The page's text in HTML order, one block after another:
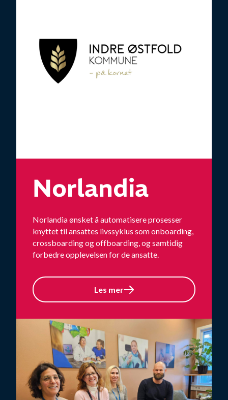
Norlandia
Norlandia ønsket å automatisere prosesser
knyttet til ansattes livssyklus som onboarding,
crossboarding og offboarding, og samtidig
forbedre opplevelsen for de ansatte.
Les mer